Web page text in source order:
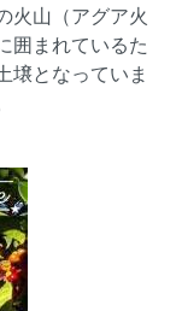
火山（アグア火
囲まれているた
壌となっていま